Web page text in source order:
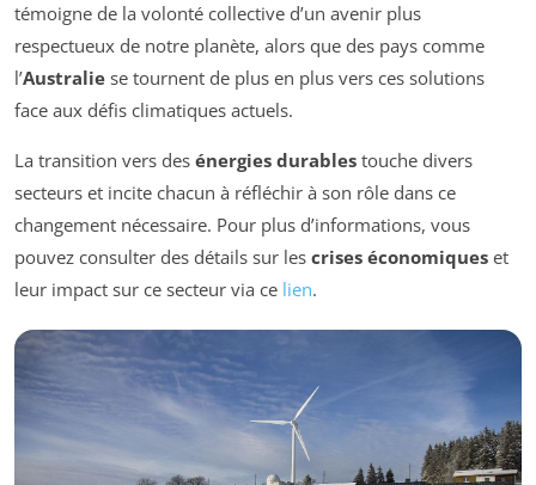
témoigne de la volonté collective d’un avenir plus
respectueux de notre planète, alors que des pays comme
l’Australie se tournent de plus en plus vers ces solutions
face aux défis climatiques actuels.
La transition vers des énergies durables touche divers
secteurs et incite chacun à réfléchir à son rôle dans ce
changement nécessaire. Pour plus d’informations, vous
pouvez consulter des détails sur les crises économiques et
leur impact sur ce secteur via ce lien.